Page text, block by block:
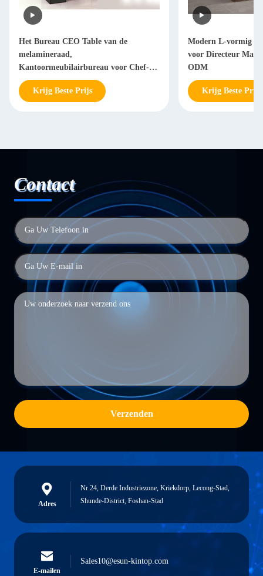
Het Bureau CEO Table van de
melamineraad,
Kantoormeubilairbureau voor Chef-
Manager
Krijg Beste Prijs
Modern L-vormig
voor Directeur
ODM
Krijg Beste Prijs
Contact
Verzenden
Adres
Nr 24, Derde Industriezone, Kriekdorp, Lecong-Stad,
Shunde-District, Foshan-Stad
E-mailen
Sales10@esun-kintop.com